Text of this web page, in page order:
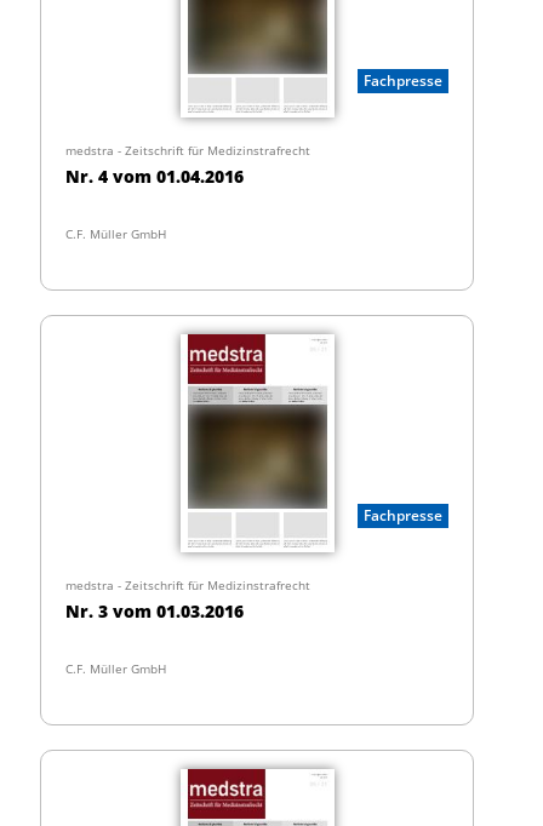
Fachpresse
medstra - Zeitschrift für Medizinstrafrecht
Nr. 4 vom 01.04.2016
C.F. Müller GmbH
Fachpresse
medstra - Zeitschrift für Medizinstrafrecht
Nr. 3 vom 01.03.2016
C.F. Müller GmbH